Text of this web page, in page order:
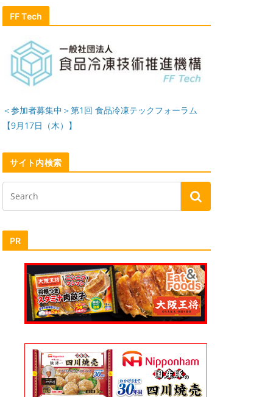
FF Tech
＜参加者募集中＞第1回 食品冷凍テックフォーラム
【9月17日（木）】
サイト内検索
PR